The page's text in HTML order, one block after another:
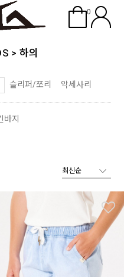
0
> 하의
슬리퍼/쪼리 악세사리
바지